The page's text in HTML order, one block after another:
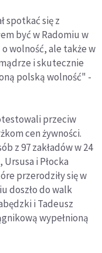
spotkać się z
być w Radomiu w
wolność, ale także w
i skutecznie
polską wolność" -
przeciw
cen żywności.
z 97 zakładów w 24
i Płocka
przerodziły się w
doszło do walk
i Tadeusz
wypełnioną